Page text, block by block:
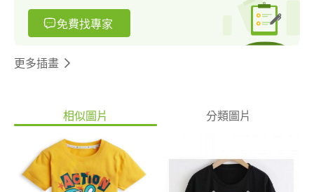
免費找專家
更多插畫
相似圖片 分類圖片